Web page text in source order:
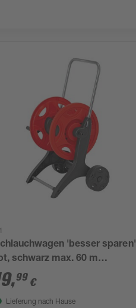
'besser sparen'
schwarz max. 60 m
,99 €
Lieferung nach Hause